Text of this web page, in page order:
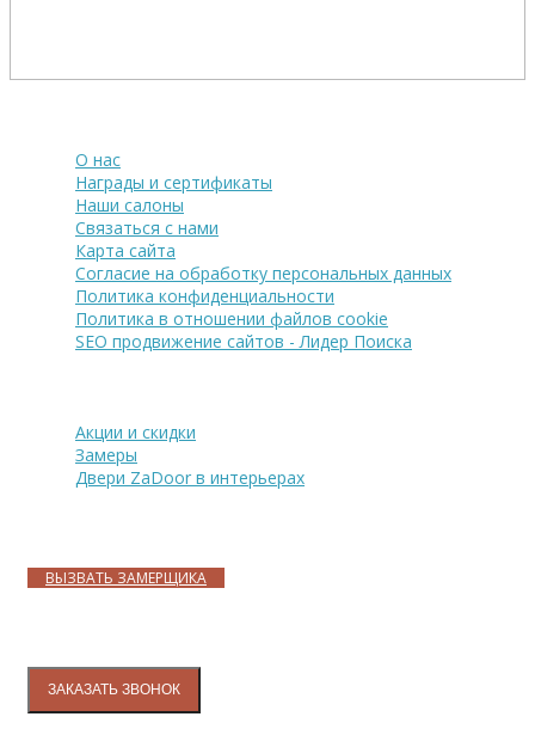
О нас
Награды и сертификаты
Наши салоны
Связаться с нами
Карта сайта
Согласие на обработку персональных данных
Политика конфиденциальности
Политика в отношении файлов cookie
SEO продвижение сайтов - Лидер Поиска
Акции и скидки
Замеры
Двери ZaDoor в интерьерах
ВЫЗВАТЬ ЗАМЕРЩИКА
ЗАКАЗАТЬ ЗВОНОК